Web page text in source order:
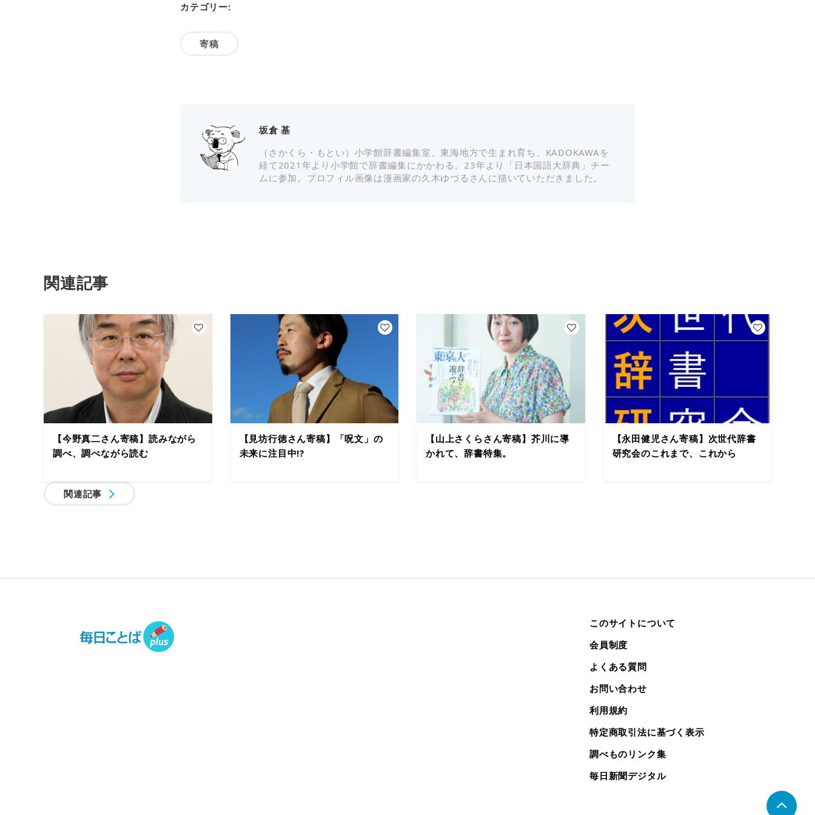
カテゴリー:
寄稿
坂倉 基
（さかくら・もとい）小学館辞書編集室。東海地方で生まれ育ち、KADOKAWAを
経て2021年より小学館で辞書編集にかかわる。23年より「日本国語大辞典」チー
ムに参加。プロフィル画像は漫画家の久木ゆづるさんに描いていただきました。
関連記事
【今野真二さん寄稿】読みながら
調べ、調べながら読む
【見坊行徳さん寄稿】「呪文」の
未来に注目中!?
【山上さくらさん寄稿】芥川に導
かれて、辞書特集。
【永田健児さん寄稿】次世代辞書
研究会のこれまで、これから
関連記事
このサイトについて
会員制度
よくある質問
お問い合わせ
利用規約
特定商取引法に基づく表示
調べものリンク集
毎日新聞デジタル